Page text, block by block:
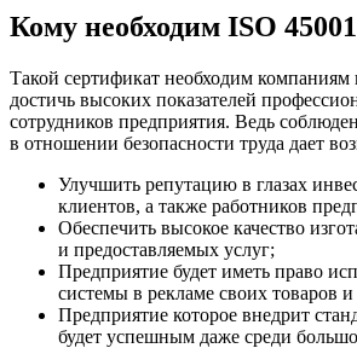
Кому необходим ISO
Такой сертификат необходим
достичь высоких показателей
сотрудников предприятия. Ведь
в отношении безопасности труда дает
Улучшить репутацию в глазах
клиентов, а также работников
Обеспечить высокое качество
и предоставляемых услуг;
Предприятие будет иметь право
системы в рекламе своих товаров и
Предприятие которое внедрит
будет успешным даже среди